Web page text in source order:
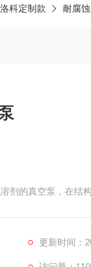
洛科定制款 耐腐
剂的真空泵，在结
更新时间：